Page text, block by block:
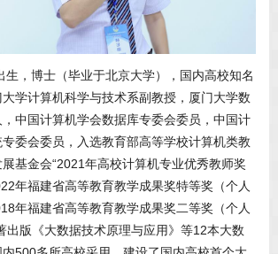
生，博士（毕业于北京大学），国内高校知名
学计算机科学与技术系副教授，厦门大学数
中国计算机学会数据库专委会委员，中国计
委会委员，入选教育部高等学校计算机类教
基金会“2021年高校计算机专业优秀教师奖
年福建省高等教育教学成果奖特等奖（个人
年福建省高等教育教学成果奖二等奖（个人
出版《大数据技术原理与应用》等12本大数